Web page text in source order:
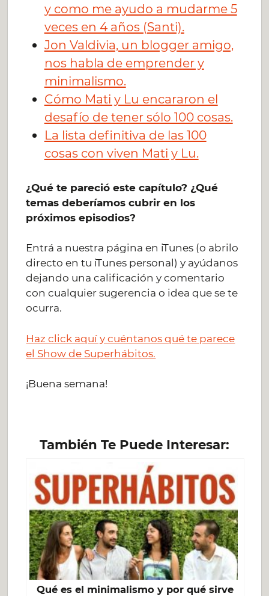
y como me ayudo a mudarme 5
veces en 4 años (Santi).
Jon Valdivia, un blogger amigo,
nos habla de emprender y
minimalismo.
Cómo Mati y Lu encararon el
desafío de tener sólo 100 cosas.
La lista definitiva de las 100
cosas con viven Mati y Lu.
¿Qué te pareció este capítulo? ¿Qué
temas deberíamos cubrir en los
próximos episodios?
Entrá a nuestra página en iTunes (o abrilo
directo en tu iTunes personal) y ayúdanos
dejando una calificación y comentario
con cualquier sugerencia o idea que se te
ocurra.
Haz click aquí y cuéntanos qué te parece
el Show de Superhábitos.
¡Buena semana!
También Te Puede Interesar:
Qué es el minimalismo y por qué sirve